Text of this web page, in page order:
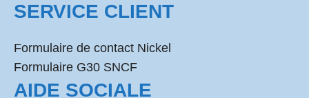
SERVICE CLIENT
Formulaire de contact Nickel
Formulaire G30 SNCF
AIDE SOCIALE